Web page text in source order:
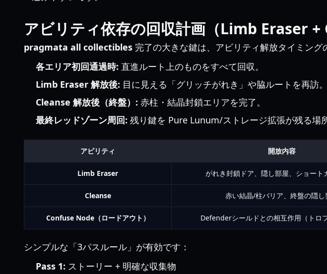
アビリティ依存の回収計画（Limb Eraser +
pragmata all collectibles 完了の大きな鍵は、アビリティ解放タイミング
各エリア初回通過時: 直進ルート上のものをすべて回収。
Limb Eraser 解放後: 目に見える「グリッチがれき」や脇ルートを再訪。
Cleanse 解放後（終盤）: 赤柱・結晶封鎖エリアを完了。
最終レッドゾーン周回: 残り鍵を Pure Lunum/ストレージ拡張が残る場
アビリティ 開放内容
Limb Eraser がれき封鎖ドア、隠し部屋、ショート
Cleanse 赤い結晶/柱バリア、終盤の隠し
Confuse Node（ロードアウト） Defenderシールドとの相互作用（トロ
シンプルな「3パスルール」が有効です：
Pass 1: ストーリー + 明確な収集物